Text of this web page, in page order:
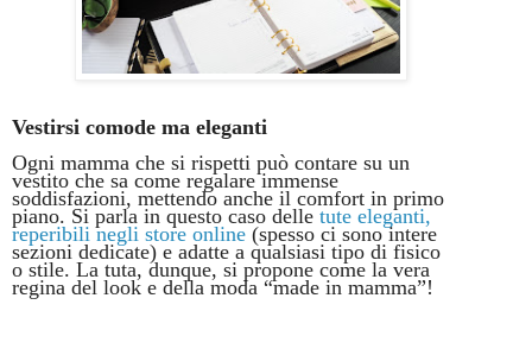
Vestirsi comode ma eleganti
Ogni mamma che si rispetti può contare su un
vestito che sa come regalare immense
soddisfazioni, mettendo anche il comfort in primo
piano. Si parla in questo caso delle tute eleganti,
reperibili negli store online (spesso ci sono intere
sezioni dedicate) e adatte a qualsiasi tipo di fisico
o stile. La tuta, dunque, si propone come la vera
regina del look e della moda “made in mamma”!